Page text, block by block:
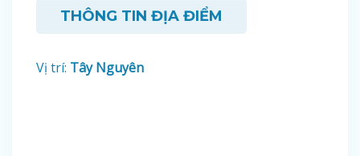
THÔNG TIN ĐỊA ĐIỂM
Vị trí: Tây Nguyên